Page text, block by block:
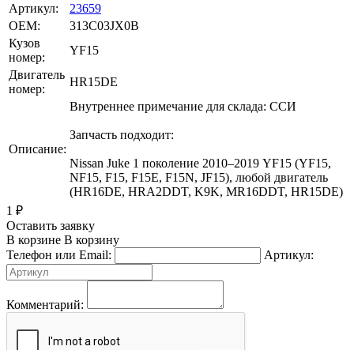
Артикул:
23659
OEM:
313C03JX0B
Кузов
номер:
YF15
Двигатель
номер:
HR15DE
Описание:
Внутреннее примечание для склада: ССИ
Запчасть подходит:
Nissan Juke 1 поколение 2010–2019 YF15 (YF15,
NF15, F15, F15E, F15N, JF15), любой двигатель
(HR16DE, HRA2DDT, K9K, MR16DDT, HR15DE)
1 ₽
Оставить заявку
В корзине В корзину
Телефон или Email:
Артикул:
Комментарий: